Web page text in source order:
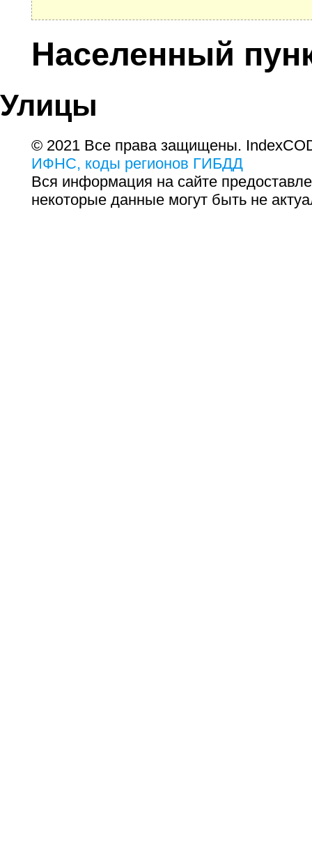
Населенный
Улицы
© 2021 Все права защищены.
ИФНС, коды регионов ГИБДД
Вся информация на сайте
некоторые данные могут быть не